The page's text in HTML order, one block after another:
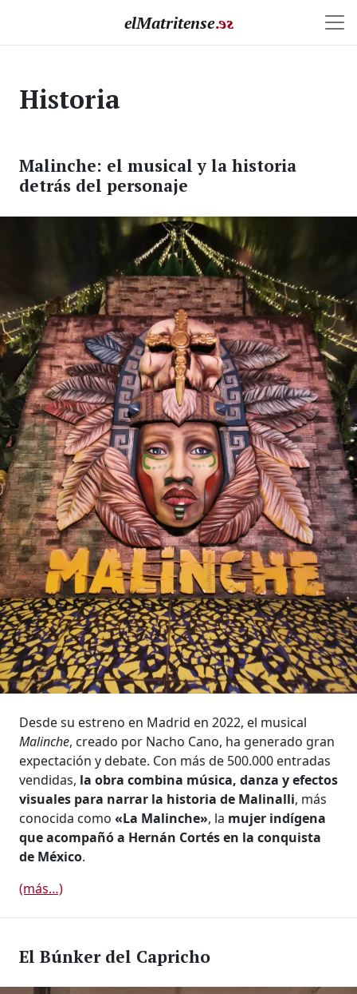
elMatritense.es
Historia
Malinche: el musical y la historia
detrás del personaje
Desde su estreno en Madrid en 2022, el musical
Malinche, creado por Nacho Cano, ha generado gran
expectación y debate. Con más de 500.000 entradas
vendidas, la obra combina música, danza y efectos
visuales para narrar la historia de Malinalli, más
conocida como «La Malinche», la mujer indígena
que acompañó a Hernán Cortés en la conquista
de México.
(más…)
El Búnker del Capricho